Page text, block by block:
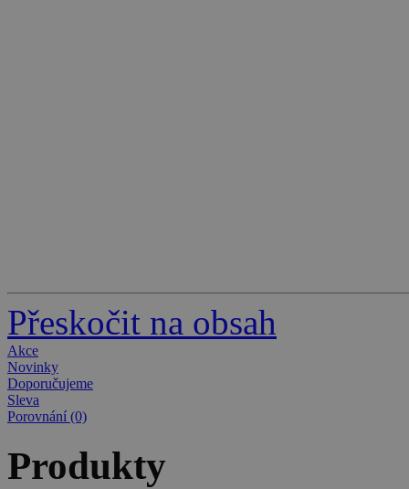
Přeskočit na obsah
Akce
Novinky
Doporučujeme
Sleva
Porovnání (0)
Produkty